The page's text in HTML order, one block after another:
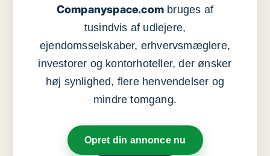
Companyspace.com bruges af
tusindvis af udlejere,
ejendomsselskaber, erhvervsmæglere,
investorer og kontorhoteller, der ønsker
høj synlighed, flere henvendelser og
mindre tomgang.
Opret din annonce nu